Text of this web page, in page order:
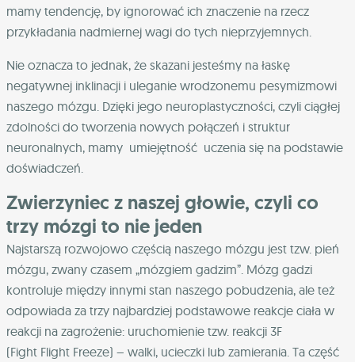
mamy tendencję, by ignorować ich znaczenie na rzecz
przykładania nadmiernej wagi do tych nieprzyjemnych.
Nie oznacza to jednak, że skazani jesteśmy na łaskę
negatywnej inklinacji i uleganie wrodzonemu pesymizmowi
naszego mózgu. Dzięki jego neuroplastyczności, czyli ciągłej
zdolności do tworzenia nowych połączeń i struktur
neuronalnych, mamy umiejętność uczenia się na podstawie
doświadczeń.
Zwierzyniec z naszej głowie, czyli co
trzy mózgi to nie jeden
Najstarszą rozwojowo częścią naszego mózgu jest tzw. pień
mózgu, zwany czasem „mózgiem gadzim”. Mózg gadzi
kontroluje między innymi stan naszego pobudzenia, ale też
odpowiada za trzy najbardziej podstawowe reakcje ciała w
reakcji na zagrożenie: uruchomienie tzw. reakcji 3F
(Fight Flight Freeze) – walki, ucieczki lub zamierania. Ta część